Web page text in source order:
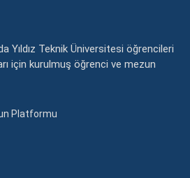
Yıldız Teknik Üniversitesi öğrencileri
için kurulmuş öğrenci ve mezun
Platformu